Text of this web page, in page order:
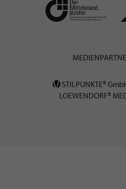
STILPUNKTE®
LOEWENDORF®